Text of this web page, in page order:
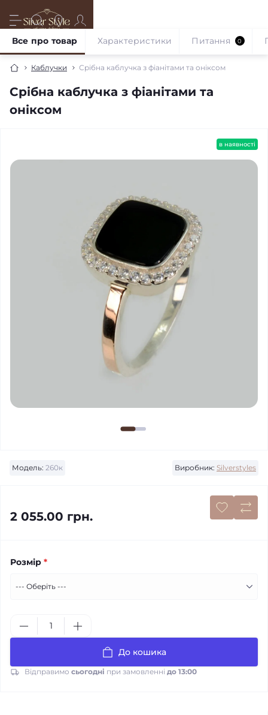
Каблучки Срібна каблучка з фіанітами та оніксом
Срібна каблучка з фіанітами та
оніксом
Все про товар Характеристики Питання 0
в наявності
Модель: 260к Виробник: Silverstyles
2 055.00 грн.
Розмір *
До кошика
Відправимо сьогодні при замовленні до 13:00